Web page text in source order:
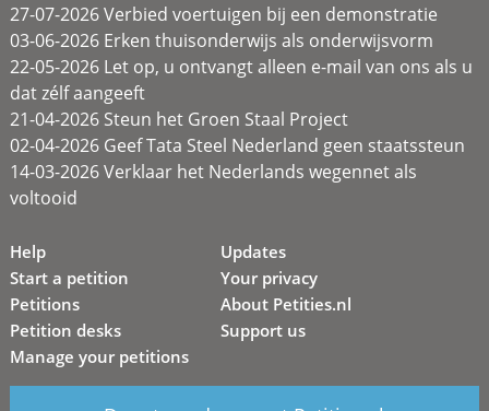
27-07-2026 Verbied voertuigen bij een demonstratie
03-06-2026 Erken thuisonderwijs als onderwijsvorm
22-05-2026 Let op, u ontvangt alleen e-mail van ons als u
dat zélf aangeeft
21-04-2026 Steun het Groen Staal Project
02-04-2026 Geef Tata Steel Nederland geen staatssteun
14-03-2026 Verklaar het Nederlands wegennet als
voltooid
Help
Start a petition
Petitions
Petition desks
Manage your petitions
Updates
Your privacy
About Petities.nl
Support us